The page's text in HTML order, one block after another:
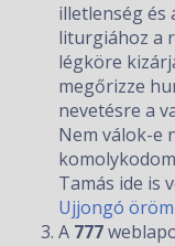
illetlenség és
liturgiához a
légköre
megőrizze
nevetésre a
Nem válok-e
Tamás ide is
Ujjongó
A 777